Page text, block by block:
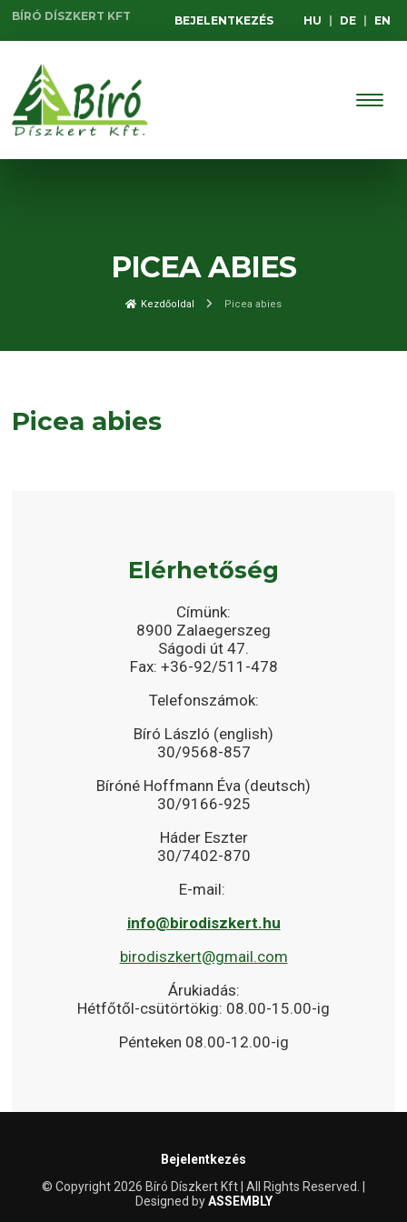
BÍRÓ DÍSZKERT KFT BEJELENTKEZÉS HU DE EN
PICEA ABIES
Kezdőoldal Picea abies
Picea abies
Elérhetőség
Címünk:
8900 Zalaegerszeg
Ságodi út 47.
Fax: +36-92/511-478
Telefonszámok:
Bíró László (english)
30/9568-857
Bíróné Hoffmann Éva (deutsch)
30/9166-925
Háder Eszter
30/7402-870
E-mail:
info@birodiszkert.hu
birodiszkert@gmail.com
Árukiadás:
Hétfőtől-csütörtökig: 08.00-15.00-ig
Pénteken 08.00-12.00-ig
Bejelentkezés
© Copyright 2026 Bíró Díszkert Kft | All Rights Reserved. |
Designed byASSEMBLY